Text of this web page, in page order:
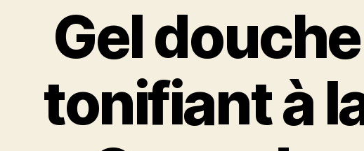
Gel douche
tonifiant à